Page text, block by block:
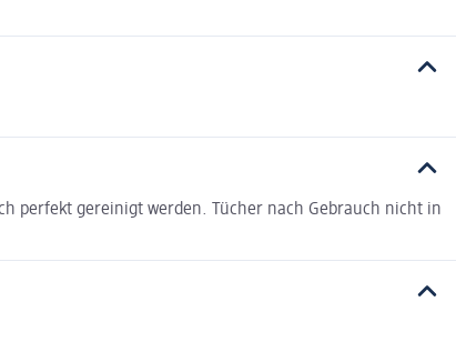
perfekt gereinigt werden. Tücher nach Gebrauch nicht in